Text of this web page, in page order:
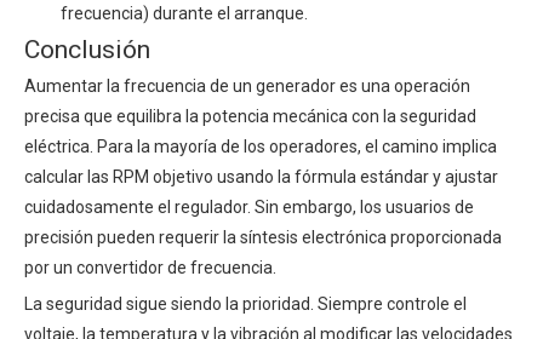
frecuencia) durante el arranque.
Conclusión
Aumentar la frecuencia de un generador es una operación
precisa que equilibra la potencia mecánica con la seguridad
eléctrica. Para la mayoría de los operadores, el camino implica
calcular las RPM objetivo usando la fórmula estándar y ajustar
cuidadosamente el regulador. Sin embargo, los usuarios de
precisión pueden requerir la síntesis electrónica proporcionada
por un convertidor de frecuencia.
La seguridad sigue siendo la prioridad. Siempre controle el
voltaje, la temperatura y la vibración al modificar las velocidades